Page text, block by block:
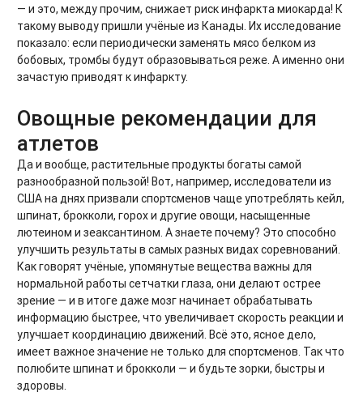
— и это, между прочим, снижает риск инфаркта миокарда! К
такому выводу пришли учёные из Канады. Их исследование
показало: если периодически заменять мясо белком из
бобовых, тромбы будут образовываться реже. А именно они
зачастую приводят к инфаркту.
Овощные рекомендации для
атлетов
Да и вообще, растительные продукты богаты самой
разнообразной пользой! Вот, например, исследователи из
США на днях призвали спортсменов чаще употреблять кейл,
шпинат, брокколи, горох и другие овощи, насыщенные
лютеином и зеаксантином. А знаете почему? Это способно
улучшить результаты в самых разных видах соревнований.
Как говорят учёные, упомянутые вещества важны для
нормальной работы сетчатки глаза, они делают острее
зрение — и в итоге даже мозг начинает обрабатывать
информацию быстрее, что увеличивает скорость реакции и
улучшает координацию движений. Всё это, ясное дело,
имеет важное значение не только для спортсменов. Так что
полюбите шпинат и брокколи — и будьте зорки, быстры и
здоровы.